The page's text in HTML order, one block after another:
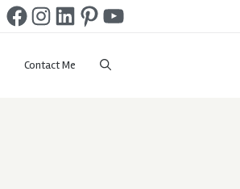
Facebook
Instagram
LinkedIn
Pinterest
YouTube
Contact Me